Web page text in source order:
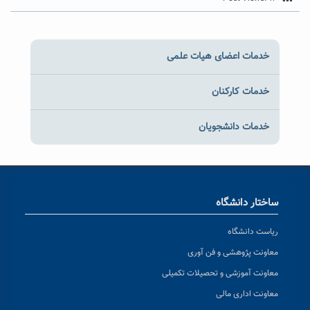
خدمات اعضای هیات علمی
خدمات کارکنان
خدمات دانشجویان
ساختار دانشگاه
ریاست دانشگاه
معاونت پژوهشی و فن آوری
معاونت آموزشی و تحصیلات تکمیلی
معاونت اداری مالی